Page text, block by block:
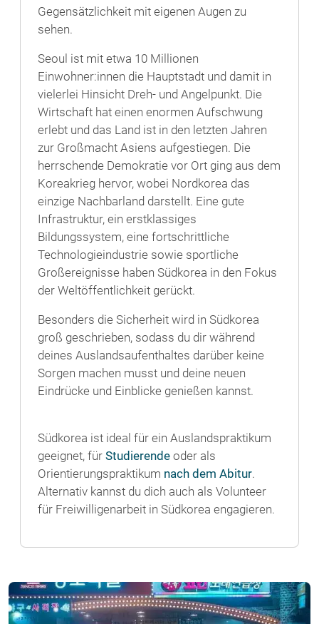
Gegensätzlichkeit mit eigenen Augen zu
sehen.
Seoul ist mit etwa 10 Millionen
Einwohner:innen die Hauptstadt und damit in
vielerlei Hinsicht Dreh- und Angelpunkt. Die
Wirtschaft hat einen enormen Aufschwung
erlebt und das Land ist in den letzten Jahren
zur Großmacht Asiens aufgestiegen. Die
herrschende Demokratie vor Ort ging aus dem
Koreakrieg hervor, wobei Nordkorea das
einzige Nachbarland darstellt. Eine gute
Infrastruktur, ein erstklassiges
Bildungssystem, eine fortschrittliche
Technologieindustrie sowie sportliche
Großereignisse haben Südkorea in den Fokus
der Weltöffentlichkeit gerückt.
Besonders die Sicherheit wird in Südkorea
groß geschrieben, sodass du dir während
deines Auslandsaufenthaltes darüber keine
Sorgen machen musst und deine neuen
Eindrücke und Einblicke genießen kannst.
Südkorea ist ideal für ein Auslandspraktikum
geeignet, für Studierende oder als
Orientierungspraktikum nach dem Abitur.
Alternativ kannst du dich auch als Volunteer
für Freiwilligenarbeit in Südkorea engagieren.